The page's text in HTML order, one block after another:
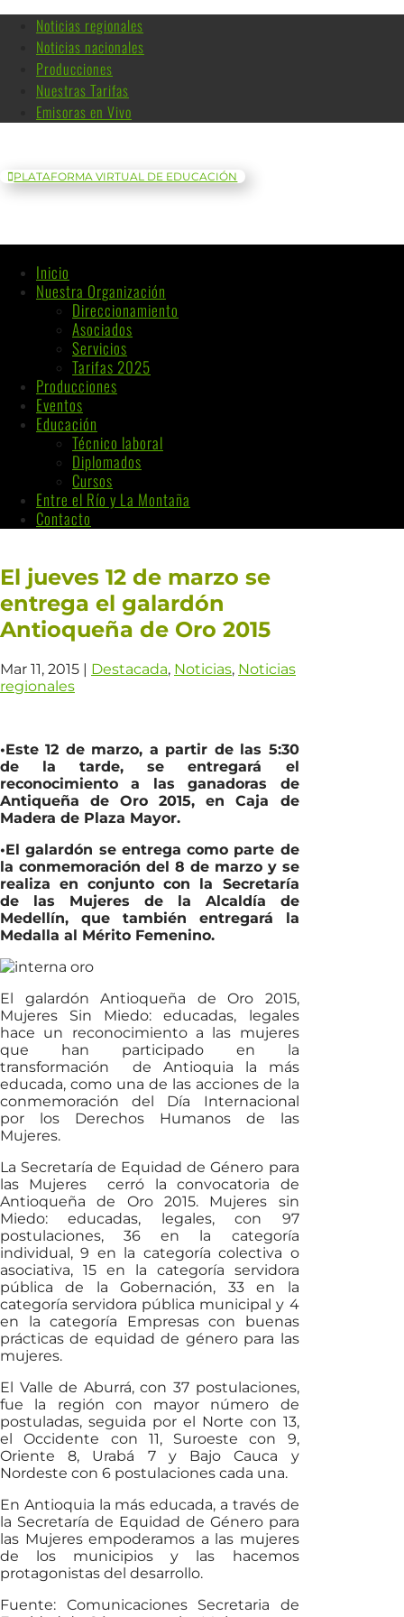
Noticias regionales
Noticias nacionales
Producciones
Nuestras Tarifas
Emisoras en Vivo
PLATAFORMA VIRTUAL DE EDUCACIÓN
Inicio
Nuestra Organización
Direccionamiento
Asociados
Servicios
Tarifas 2025
Producciones
Eventos
Educación
Técnico laboral
Diplomados
Cursos
Entre el Río y La Montaña
Contacto
El jueves 12 de marzo se
entrega el galardón
Antioqueña de Oro 2015
Mar 11, 2015 | Destacada, Noticias, Noticias
regionales
•Este 12 de marzo, a partir de las 5:30
de la tarde, se entregará el
reconocimiento a las ganadoras de
Antiqueña de Oro 2015, en Caja de
Madera de Plaza Mayor.
•El galardón se entrega como parte de
la conmemoración del 8 de marzo y se
realiza en conjunto con la Secretaría
de las Mujeres de la Alcaldía de
Medellín, que también entregará la
Medalla al Mérito Femenino.
El galardón Antioqueña de Oro 2015,
Mujeres Sin Miedo: educadas, legales
hace un reconocimiento a las mujeres
que han participado en la
transformación de Antioquia la más
educada, como una de las acciones de la
conmemoración del Día Internacional
por los Derechos Humanos de las
Mujeres.
La Secretaría de Equidad de Género para
las Mujeres cerró la convocatoria de
Antioqueña de Oro 2015. Mujeres sin
Miedo: educadas, legales, con 97
postulaciones, 36 en la categoría
individual, 9 en la categoría colectiva o
asociativa, 15 en la categoría servidora
pública de la Gobernación, 33 en la
categoría servidora pública municipal y 4
en la categoría Empresas con buenas
prácticas de equidad de género para las
mujeres.
El Valle de Aburrá, con 37 postulaciones,
fue la región con mayor número de
postuladas, seguida por el Norte con 13,
el Occidente con 11, Suroeste con 9,
Oriente 8, Urabá 7 y Bajo Cauca y
Nordeste con 6 postulaciones cada una.
En Antioquia la más educada, a través de
la Secretaría de Equidad de Género para
las Mujeres empoderamos a las mujeres
de los municipios y las hacemos
protagonistas del desarrollo.
Fuente: Comunicaciones Secretaria de